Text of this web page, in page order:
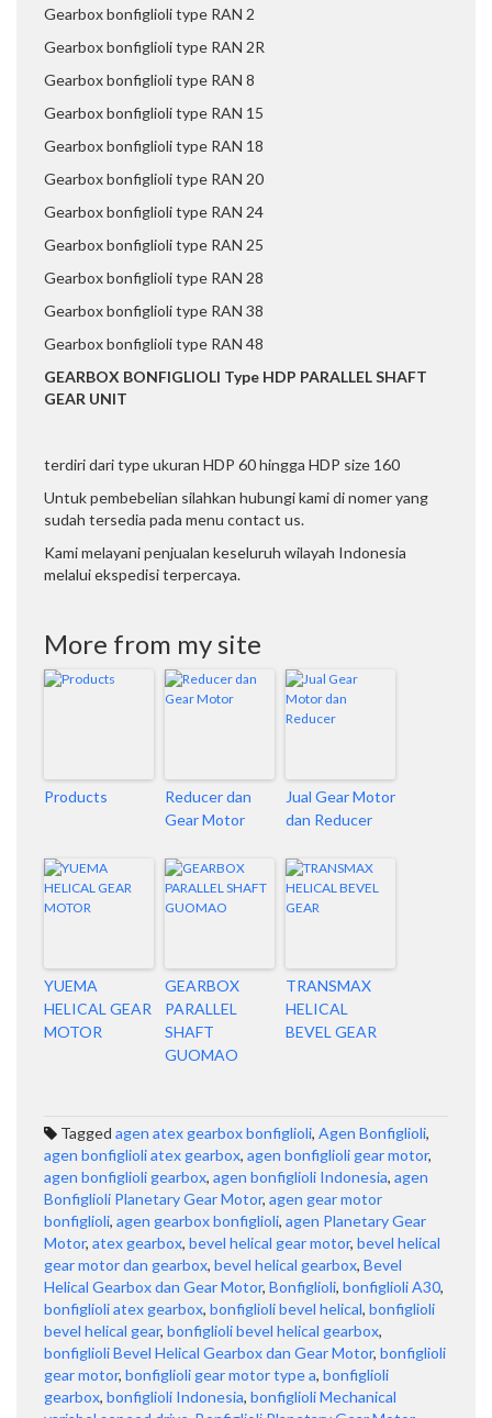
Gearbox bonfiglioli type RAN 2
Gearbox bonfiglioli type RAN 2R
Gearbox bonfiglioli type RAN 8
Gearbox bonfiglioli type RAN 15
Gearbox bonfiglioli type RAN 18
Gearbox bonfiglioli type RAN 20
Gearbox bonfiglioli type RAN 24
Gearbox bonfiglioli type RAN 25
Gearbox bonfiglioli type RAN 28
Gearbox bonfiglioli type RAN 38
Gearbox bonfiglioli type RAN 48
GEARBOX BONFIGLIOLI Type HDP PARALLEL SHAFT
GEAR UNIT
terdiri dari type ukuran HDP 60 hingga HDP size 160
Untuk pembebelian silahkan hubungi kami di nomer yang
sudah tersedia pada menu contact us.
Kami melayani penjualan keseluruh wilayah Indonesia
melalui ekspedisi terpercaya.
More from my site
Products
Reducer dan
Gear Motor
Jual Gear Motor
dan Reducer
YUEMA
HELICAL GEAR
MOTOR
GEARBOX
PARALLEL
SHAFT
GUOMAO
TRANSMAX
HELICAL
BEVEL GEAR
Tagged agen atex gearbox bonfiglioli, Agen Bonfiglioli,
agen bonfiglioli atex gearbox, agen bonfiglioli gear motor,
agen bonfiglioli gearbox, agen bonfiglioli Indonesia, agen
Bonfiglioli Planetary Gear Motor, agen gear motor
bonfiglioli, agen gearbox bonfiglioli, agen Planetary Gear
Motor, atex gearbox, bevel helical gear motor, bevel helical
gear motor dan gearbox, bevel helical gearbox, Bevel
Helical Gearbox dan Gear Motor, Bonfiglioli, bonfiglioli A30,
bonfiglioli atex gearbox, bonfiglioli bevel helical, bonfiglioli
bevel helical gear, bonfiglioli bevel helical gearbox,
bonfiglioli Bevel Helical Gearbox dan Gear Motor, bonfiglioli
gear motor, bonfiglioli gear motor type a, bonfiglioli
gearbox, bonfiglioli Indonesia, bonfiglioli Mechanical